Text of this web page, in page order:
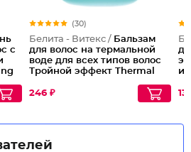
с
(30)
Белита - Витекс / Бальзам
для волос на термальной
воде для всех типов волос
Тройной эффект Thermal
450 мл
246 ₽
и